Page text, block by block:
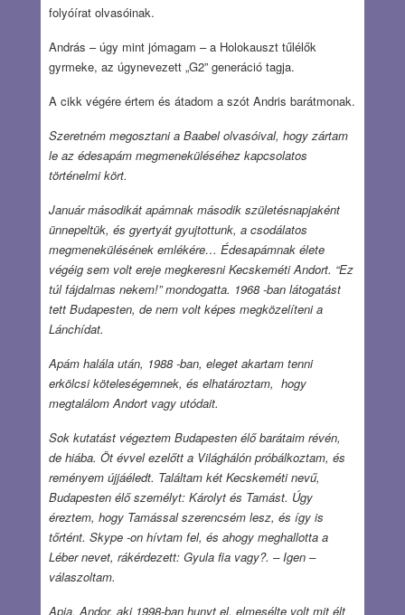
folyóírat olvasóinak.
András – úgy mint jómagam – a Holokauszt tűlélők
gyrmeke, az úgynevezett „G2” generáció tagja.
A cikk végére értem és átadom a szót Andris barátmonak.
Szeretném megosztani a Baabel olvasóival, hogy zártam
le az édesapám megmeneküléséhez kapcsolatos
történelmi kört.
Január másodikát apámnak második születésnapjaként
ünnepeltük, és gyertyát gyujtottunk, a csodálatos
megmenekülésének emlékére… Édesapámnak élete
végéig sem volt ereje megkeresni Kecskeméti Andort. “Ez
túl fájdalmas nekem!” mondogatta. 1968 -ban látogatást
tett Budapesten, de nem volt képes megközelíteni a
Lánchídat.
Apám halála után, 1988 -ban, eleget akartam tenni
erkölcsi köteleségemnek, és elhatároztam, hogy
megtalálom Andort vagy utódait.
Sok kutatást végeztem Budapesten élő barátaim révén,
de hiába. Öt évvel ezelőtt a Világhálón próbálkoztam, és
reményem újjáéledt. Találtam két Kecskeméti nevű,
Budapesten élő személyt: Károlyt és Tamást. Úgy
éreztem, hogy Tamással szerencsém lesz, és így is
tőrtént. Skype -on hívtam fel, és ahogy meghallotta a
Léber nevet, rákérdezett: Gyula fia vagy?. – Igen –
válaszoltam.
Apja, Andor, aki 1998-ban hunyt el, elmesélte volt mit élt